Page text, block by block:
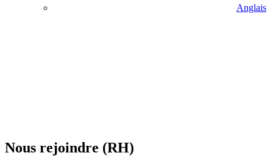
Anglais
Nous rejoindre (RH)